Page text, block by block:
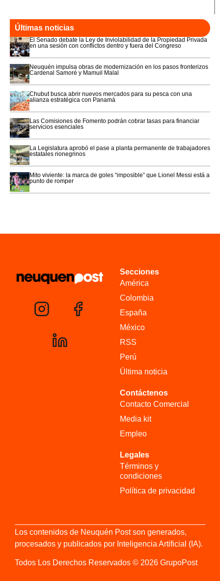
Últimas noticias
El Senado debate la Ley de Inviolabilidad de la Propiedad Privada
en una sesión con conflictos dentro y fuera del Congreso
Neuquén impulsa obras de modernización en los pasos fronterizos
Cardenal Samoré y Mamuil Malal
Chubut busca abrir nuevos mercados para su pesca con una
alianza estratégica con Panamá
Las Comisiones de Fomento podrán cobrar tasas para financiar
servicios esenciales
La Legislatura aprobó el pase a planta permanente de trabajadores
estatales rionegrinos
Mito viviente: la marca de goles “imposible” que Lionel Messi está a
punto de romper
Secciones
América
Colombia
España
México
RSS
Perú
Última noticia
Contáctenos
Contacto Comercial
Media kit
Empleo
Legales
Términos y
condiciones
Política de privacidad
Los contenidos de Neuquén Post son generados,
procesados y publicados por Inteligencia Artificial (IA).
Todos Los Derechos Reservados © 2026 GrupoPost